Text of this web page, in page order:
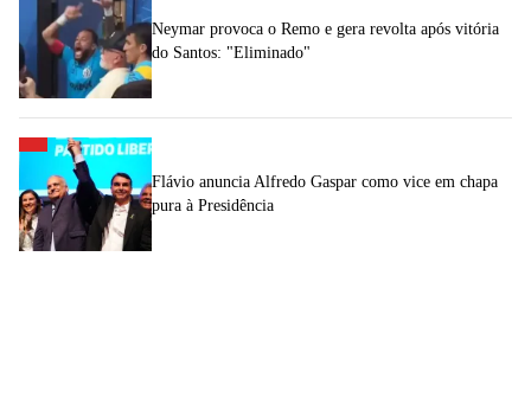
Neymar provoca o Remo e gera revolta após vitória
do Santos: "Eliminado"
Flávio anuncia Alfredo Gaspar como vice em chapa
pura à Presidência